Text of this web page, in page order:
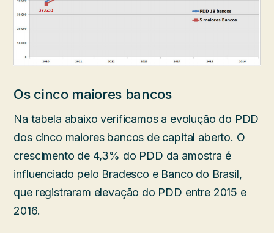
Os cinco maiores bancos
Na tabela abaixo verificamos a evolução do PDD
dos cinco maiores bancos de capital aberto. O
crescimento de 4,3% do PDD da amostra é
influenciado pelo Bradesco e Banco do Brasil,
que registraram elevação do PDD entre 2015 e
2016.